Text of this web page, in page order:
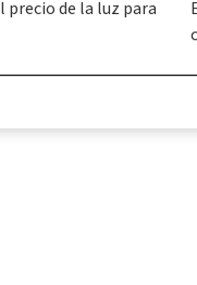
precio de la luz para